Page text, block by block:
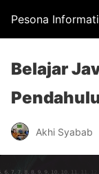
Pesona
Belajar
Akhi Syabab